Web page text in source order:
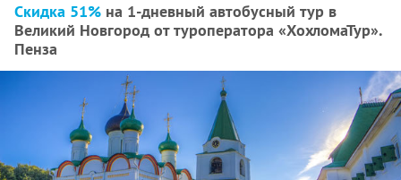
Скидка 51% на 1-дневный автобусный тур в
Великий Новгород от туроператора «ХохломаТур».
Пенза